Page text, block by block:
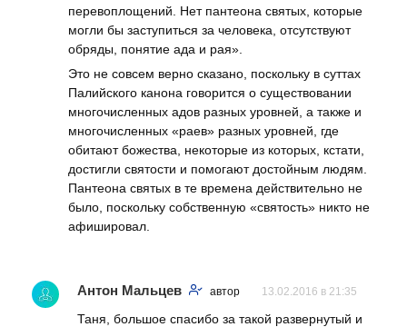
перевоплощений. Нет пантеона святых, которые
могли бы заступиться за человека, отсутствуют
обряды, понятие ада и рая».
Это не совсем верно сказано, поскольку в суттах
Палийского канона говорится о существовании
многочисленных адов разных уровней, а также и
многочисленных «раев» разных уровней, где
обитают божества, некоторые из которых, кстати,
достигли святости и помогают достойным людям.
Пантеона святых в те времена действительно не
было, поскольку собственную «святость» никто не
афишировал.
Антон Мальцев автор 13.02.2016 в 21:35
Таня, большое спасибо за такой развернутый и